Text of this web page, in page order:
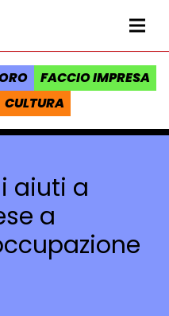
Regione Toscana
FACCIO IMPRESA
CULTURA
aiuti a
a